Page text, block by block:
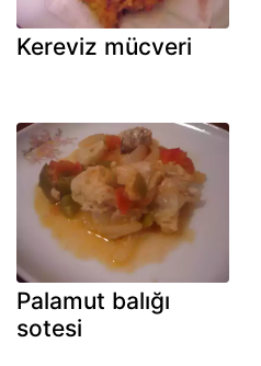
Kereviz mücveri
Palamut balığı
sotesi